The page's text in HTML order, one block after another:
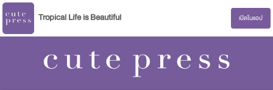
Tropical Life is Beautiful เปิดในแอป